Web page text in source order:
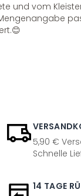
und vom
5,90 €
Schnelle
14 TAGE